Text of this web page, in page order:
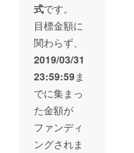
式です。
目標金額に
関わらず、
2019/03/31
23:59:59ま
でに集まっ
た金額が
ファンディ
ングされま